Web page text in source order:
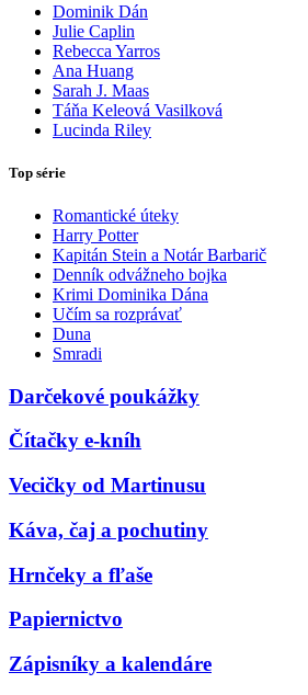
Dominik Dán
Julie Caplin
Rebecca Yarros
Ana Huang
Sarah J. Maas
Táňa Keleová Vasilková
Lucinda Riley
Top série
Romantické úteky
Harry Potter
Kapitán Stein a Notár Barbarič
Denník odvážneho bojka
Krimi Dominika Dána
Učím sa rozprávať
Duna
Smradi
Darčekové poukážky
Čítačky e-kníh
Vecičky od Martinusu
Káva, čaj a pochutiny
Hrnčeky a fľaše
Papiernictvo
Zápisníky a kalendáre